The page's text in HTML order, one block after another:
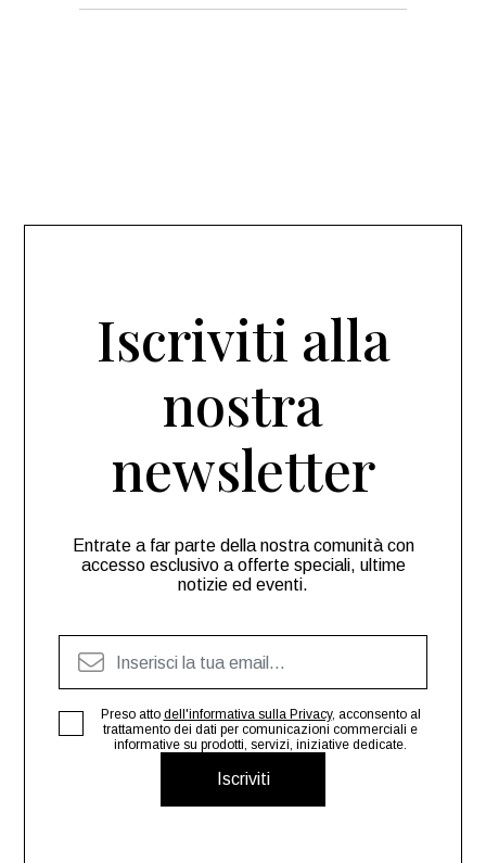
Iscriviti alla
nostra
newsletter
Entrate a far parte della nostra comunità con
accesso esclusivo a offerte speciali, ultime
notizie ed eventi.
Iscriviti
Preso atto dell'informativa sulla Privacy, acconsento al
trattamento dei dati per comunicazioni commerciali e
informative su prodotti, servizi, iniziative dedicate.